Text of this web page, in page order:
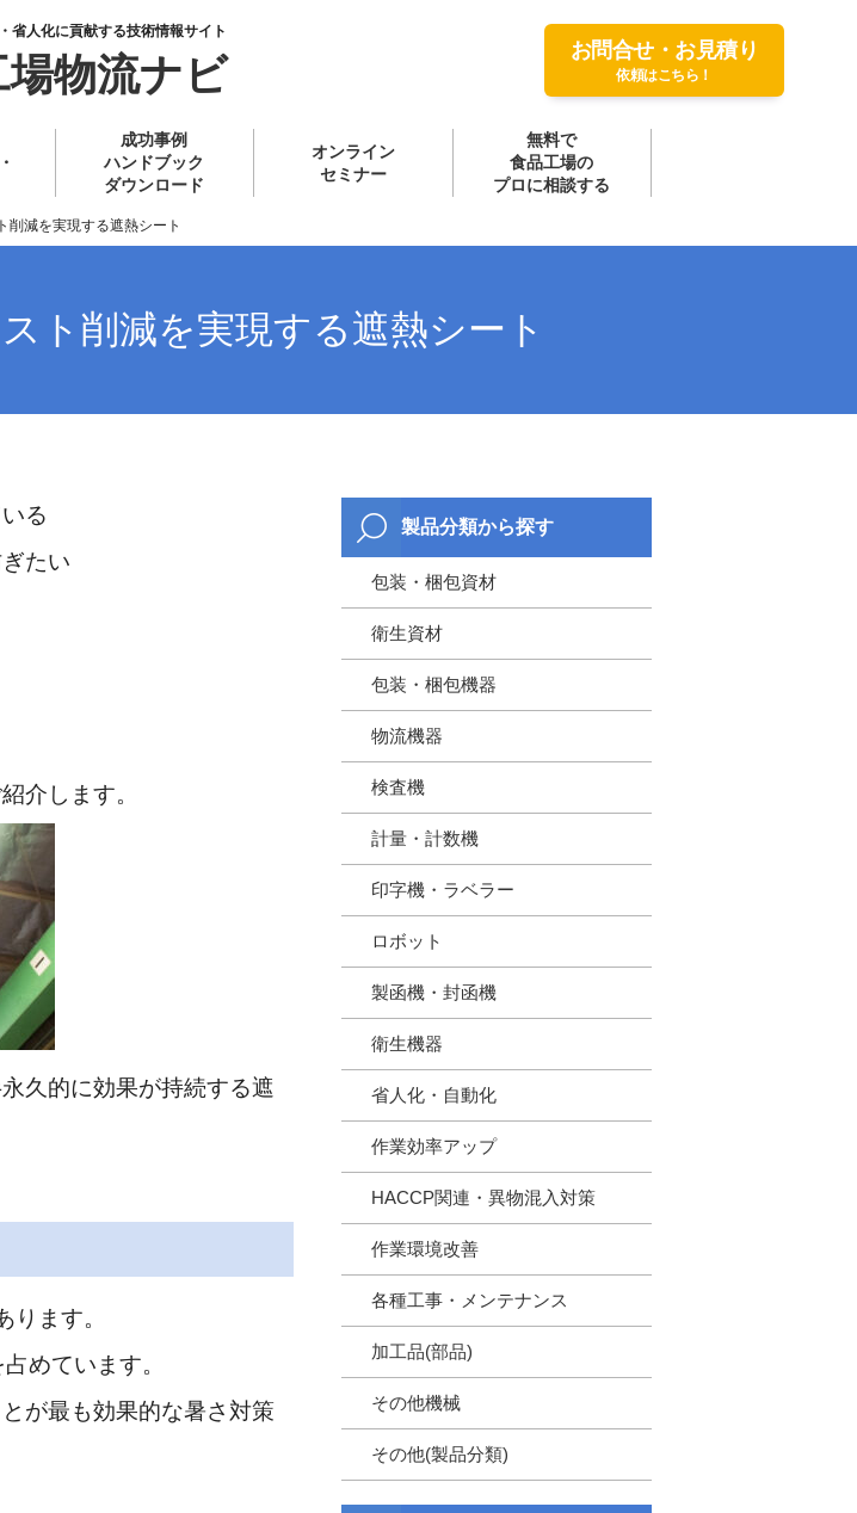
省人化に貢献する技術情報サイト
物流ナビ お問合せ・お見積り
依頼はこちら！
成功事例
ハンドブック
ダウンロード
オンライン
セミナー
無料で
食品工場の
プロに相談する
削減を実現する遮熱シート
ト削減を実現する遮熱シート
る
たい
介します。
久的に効果が持続する遮
ます。
めています。
が最も効果的な暑さ対策
製品分類から探す
包装・梱包資材
衛生資材
包装・梱包機器
物流機器
検査機
計量・計数機
印字機・ラベラー
ロボット
製函機・封函機
衛生機器
省人化・自動化
作業効率アップ
HACCP関連・異物混入対策
作業環境改善
各種工事・メンテナンス
加工品(部品)
その他機械
その他(製品分類)